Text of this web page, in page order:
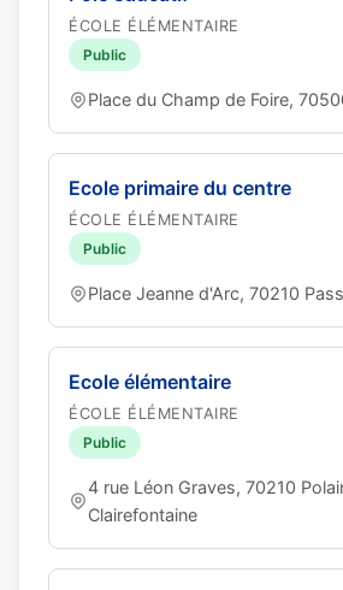
ÉCOLE ÉLÉMENTAIRE
Public
Place du Champ de Foire,
Ecole primaire du centre
ÉCOLE ÉLÉMENTAIRE
Public
Place Jeanne d'Arc, 70210
Ecole élémentaire
ÉCOLE ÉLÉMENTAIRE
Public
4 rue Léon Graves, 70210
Clairefontaine